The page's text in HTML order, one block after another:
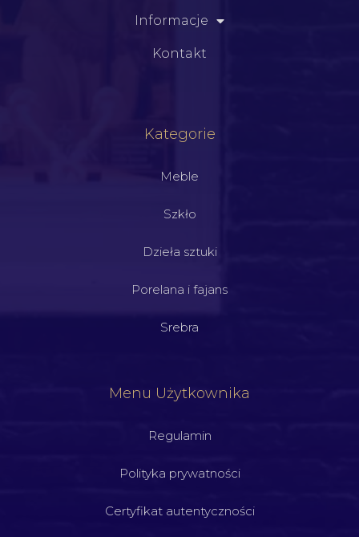
Informacje
Kontakt
Kategorie
Meble
Szkło
Dzieła sztuki
Porelana i fajans
Srebra
Menu Użytkownika
Regulamin
Polityka prywatności
Certyfikat autentyczności